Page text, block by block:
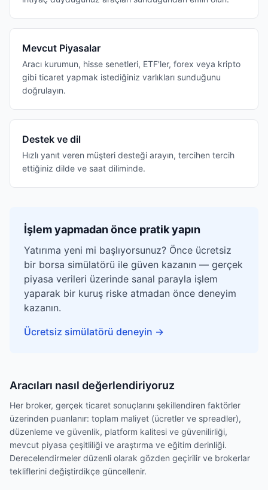
Mevcut Piyasalar
Aracı kurumun, hisse senetleri, ETF'ler, forex veya kripto
gibi ticaret yapmak istediğiniz varlıkları sunduğunu
doğrulayın.
Destek ve dil
Hızlı yanıt veren müşteri desteği arayın, tercihen tercih
ettiğiniz dilde ve saat diliminde.
İşlem yapmadan önce pratik yapın
Yatırıma yeni mi başlıyorsunuz? Önce ücretsiz
bir borsa simülatörü ile güven kazanın — gerçek
piyasa verileri üzerinde sanal parayla işlem
yaparak bir kuruş riske atmadan önce deneyim
kazanın.
Ücretsiz simülatörü deneyin →
Aracıları nasıl değerlendiriyoruz
Her broker, gerçek ticaret sonuçlarını şekillendiren faktörler
üzerinden puanlanır: toplam maliyet (ücretler ve spreadler),
düzenleme ve güvenlik, platform kalitesi ve güvenilirliği,
mevcut piyasa çeşitliliği ve araştırma ve eğitim derinliği.
Derecelendirmeler düzenli olarak gözden geçirilir ve brokerlar
tekliflerini değiştirdikçe güncellenir.